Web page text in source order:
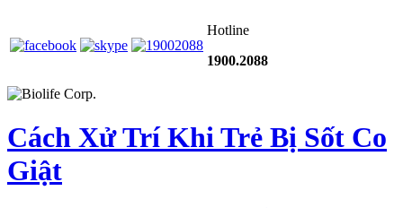
Hotline
1900.2088
Cách Xử Trí Khi Trẻ Bị Sốt Co
Giật